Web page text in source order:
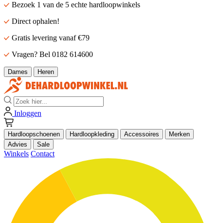
Bezoek 1 van de 5 echte hardloopwinkels
Direct ophalen!
Gratis levering vanaf €79
Vragen? Bel 0182 614600
Dames Heren
Zoek
Inloggen
Hardloopschoenen Hardloopkleding Accessoires
Merken
Advies
Sale
Winkels Contact